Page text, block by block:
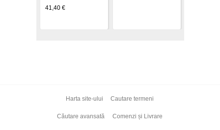
41,40 €
Harta site-ului Cautare termeni
Căutare avansată Comenzi și Livrare